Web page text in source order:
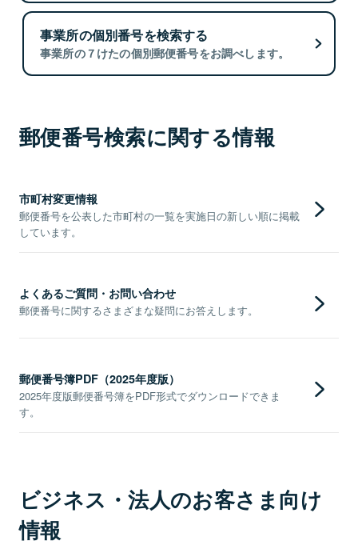
事業所の個別番号を検索する
事業所の７けたの個別郵便番号をお調べします。
郵便番号検索に関する情報
市町村変更情報
郵便番号を公表した市町村の一覧を実施日の新しい順に掲載
しています。
よくあるご質問・お問い合わせ
郵便番号に関するさまざまな疑問にお答えします。
郵便番号簿PDF（2025年度版）
2025年度版郵便番号簿をPDF形式でダウンロードできま
す。
ビジネス・法人のお客さま向け
情報